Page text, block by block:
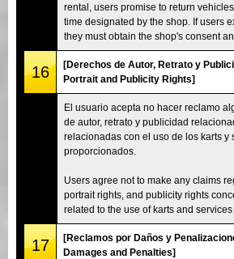
rental, users promise to return
time designated by the shop. If users
they must obtain the shop's consent
16
[Derechos de Autor, Retrato y
Portrait and Publicity Rights]
El usuario acepta no hacer reclamo
de autor, retrato y publicidad
relacionadas con el uso de los karts y
proporcionados.
Users agree not to make any claims
portrait rights, and publicity rights
related to the use of karts and services
17
[Reclamos por Daños y
Damages and Penalties]